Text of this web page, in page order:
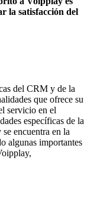
la satisfacción del
del CRM y de la
que ofrece su
servicio en el
específicas de la
encuentra en la
algunas importantes